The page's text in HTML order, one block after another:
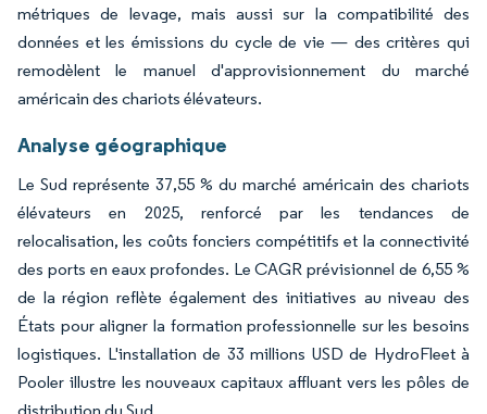
métriques de levage, mais aussi sur la compatibilité des
données et les émissions du cycle de vie — des critères qui
remodèlent le manuel d'approvisionnement du marché
américain des chariots élévateurs.
Analyse géographique
Le Sud représente 37,55 % du marché américain des chariots
élévateurs en 2025, renforcé par les tendances de
relocalisation, les coûts fonciers compétitifs et la connectivité
des ports en eaux profondes. Le CAGR prévisionnel de 6,55 %
de la région reflète également des initiatives au niveau des
États pour aligner la formation professionnelle sur les besoins
logistiques. L'installation de 33 millions USD de HydroFleet à
Pooler illustre les nouveaux capitaux affluant vers les pôles de